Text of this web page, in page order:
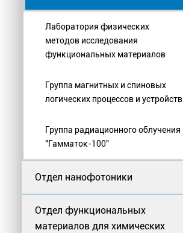
Лаборатория физических
методов исследования
функциональных материалов
Группа магнитных и спиновых
логических процессов и устройств
Группа радиационного облучения
"Гамматок-100"
Отдел нанофотоники
Отдел функциональных
материалов для химических